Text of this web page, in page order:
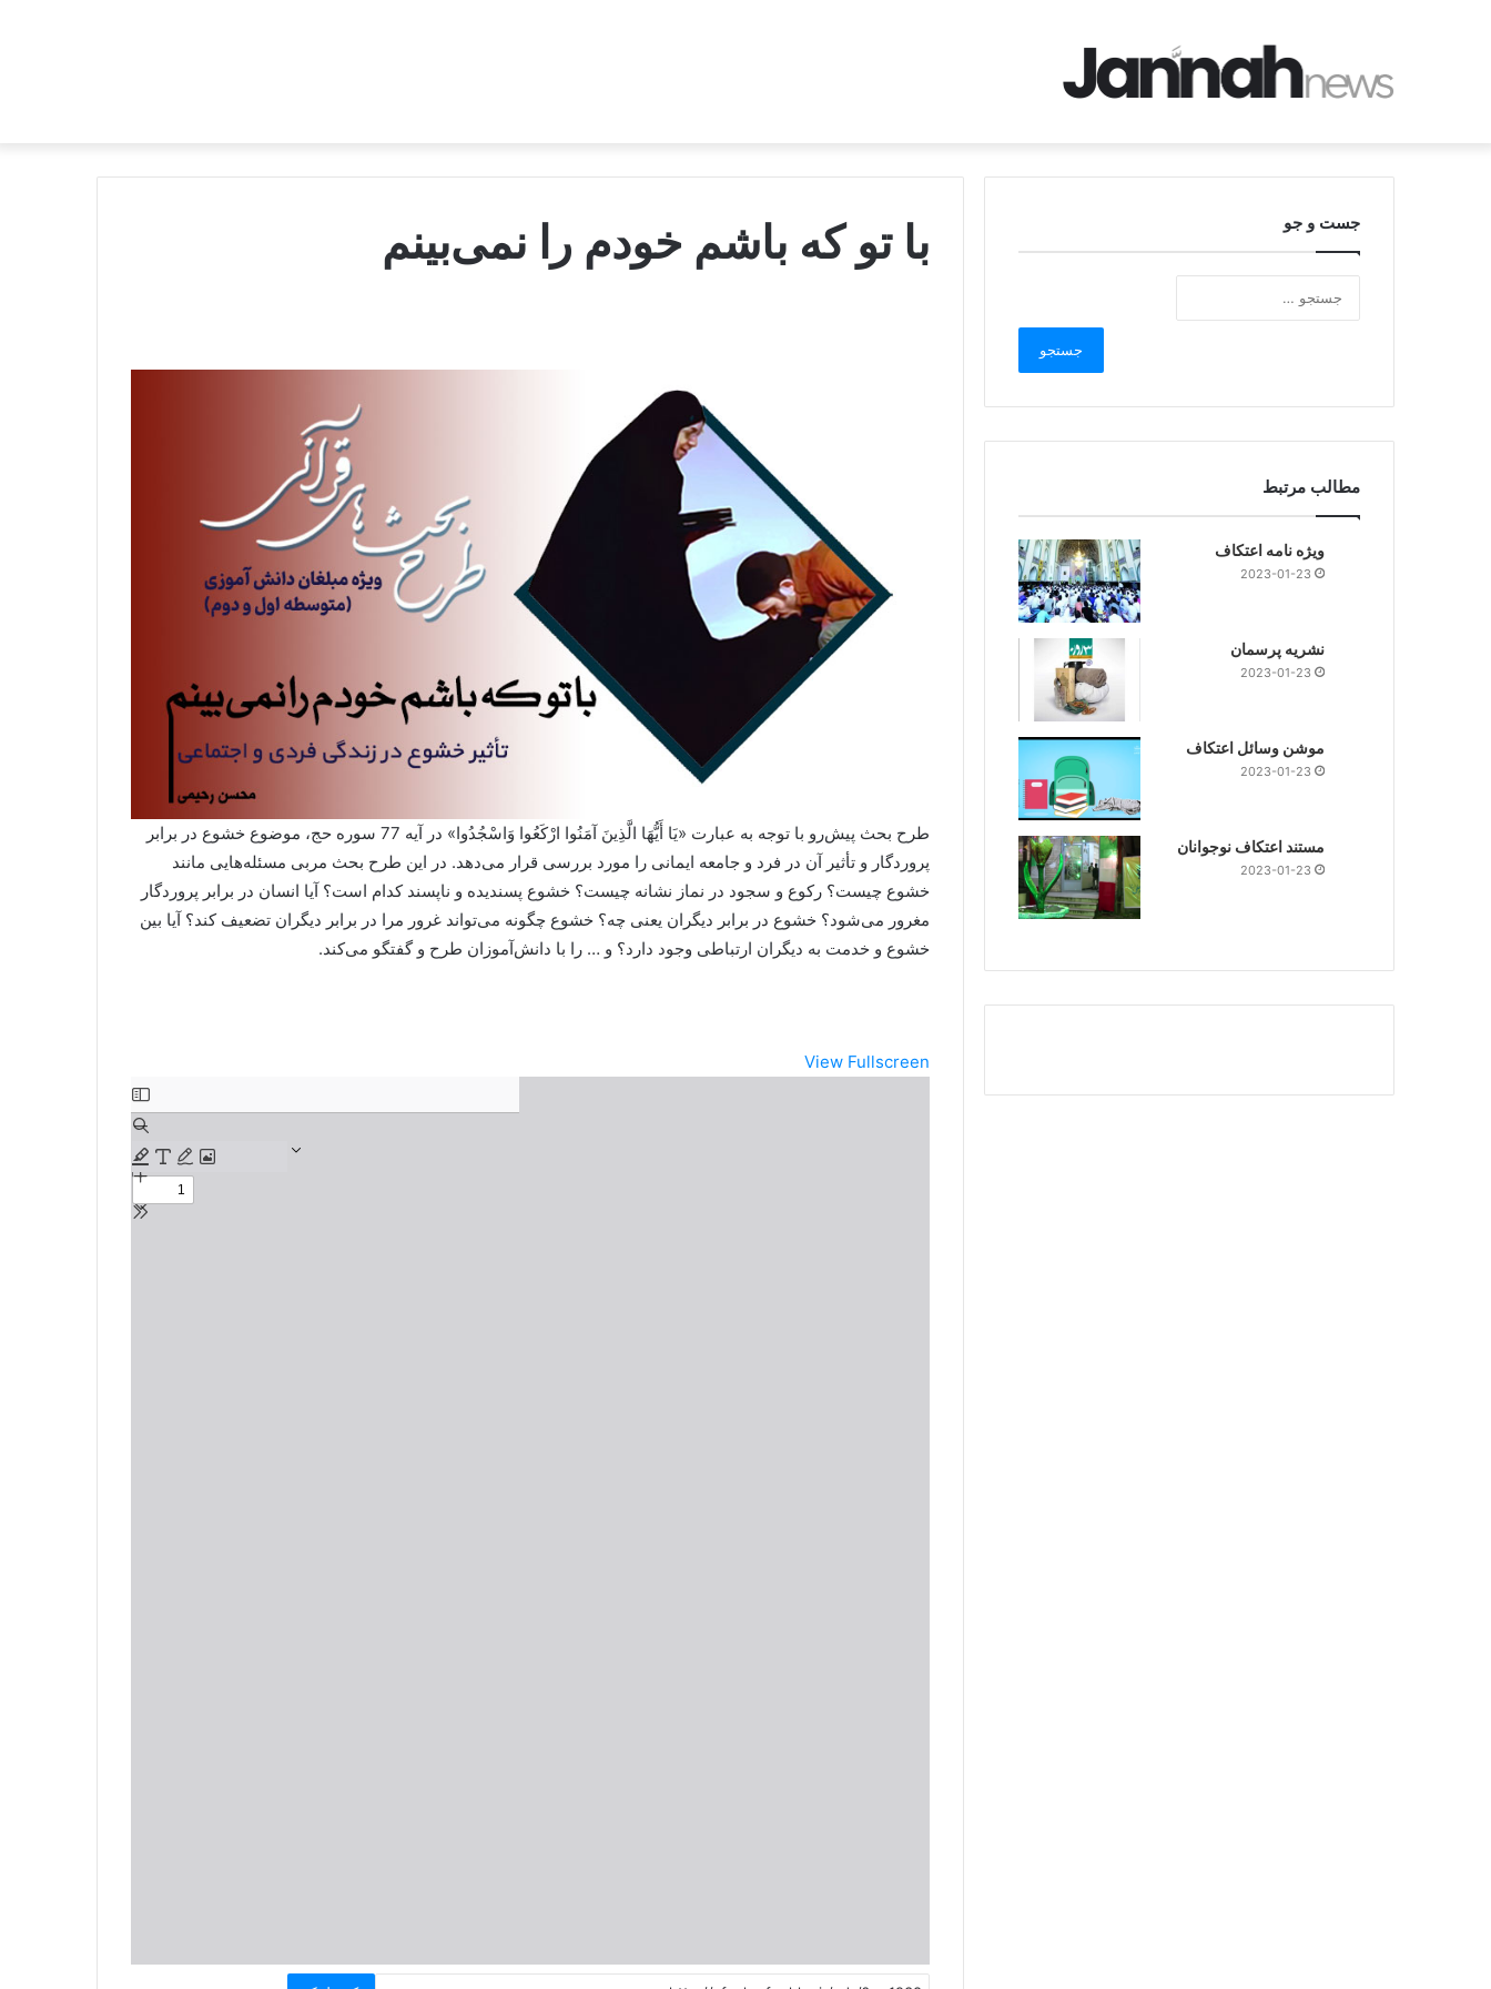
با تو که باشم خودم را نمی‌بینم
طرح بحث پیش‌رو با توجه به عبارت «يَا أَيُّهَا الَّذِينَ آمَنُوا ارْكَعُوا وَاسْجُدُوا» در آیه 77 سوره حج، موضوع خشوع در برابر
پروردگار و تأثیر آن در فرد و جامعه ایمانی را مورد بررسی قرار می‌دهد. در این طرح بحث مربی مسئله‌هایی مانند
خشوع چیست؟ رکوع و سجود در نماز نشانه چیست؟ خشوع پسندیده و ناپسند کدام است؟ آیا انسان در برابر پروردگار
مغرور می‌شود؟ خشوع در برابر دیگران یعنی چه؟ خشوع چگونه می‌تواند غرور مرا در برابر دیگران تضعیف کند؟ آیا بین
خشوع و خدمت به دیگران ارتباطی وجود دارد؟ و … را با دانش‌آموزان طرح و گفتگو می‌کند.
View Fullscreen
جست و جو
مطالب مرتبط
ویژه نامه اعتکاف
2023-01-23
نشریه پرسمان
2023-01-23
موشن وسائل اعتکاف
2023-01-23
مستند اعتکاف نوجوانان
2023-01-23